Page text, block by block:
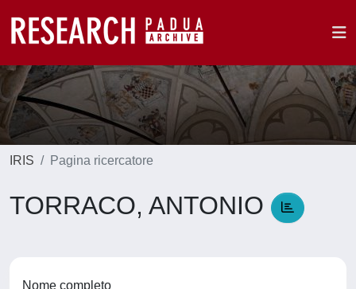
IRIS Pagina ricercatore
TORRACO, ANTONIO
Nome completo